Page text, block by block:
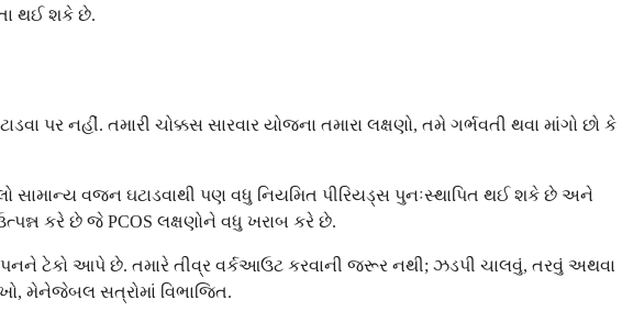
થઈ શકે છે.
પર નહીં. તમારી ચોક્કસ સારવાર યોજના તમારા લક્ષણો, તમે ગર્ભવતી થવા માંગો છો કે
સામાન્ય વજન ઘટાડવાથી પણ વધુ નિયમિત પીરિયડ્સ પુનઃસ્થાપિત થઈ શકે છે અને
કરે છે જે PCOS લક્ષણોને વધુ ખરાબ કરે છે.
ટેકો આપે છે. તમારે તીવ્ર વર્કઆઉટ કરવાની જરૂર નથી; ઝડપી ચાલવું, તરવું અથવા
મેનેજેબલ સત્રોમાં વિભાજિત.